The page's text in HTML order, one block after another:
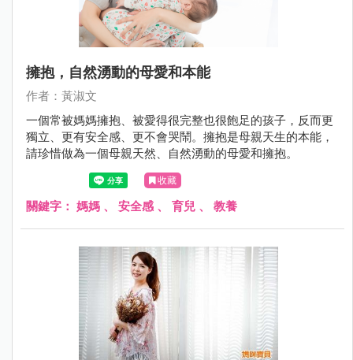
擁抱，自然湧動的母愛和本能
作者：黃淑文
一個常被媽媽擁抱、被愛得很完整也很飽足的孩子，反而更
獨立、更有安全感、更不會哭鬧。擁抱是母親天生的本能，
請珍惜做為一個母親天然、自然湧動的母愛和擁抱。
收藏
關鍵字： 媽媽 、 安全感 、 育兒 、 教養